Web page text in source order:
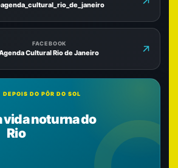
FACEBOOK
Cultural Rio de Janeiro
DEPOIS DO PÔR DO SOL
vida noturna do
Rio